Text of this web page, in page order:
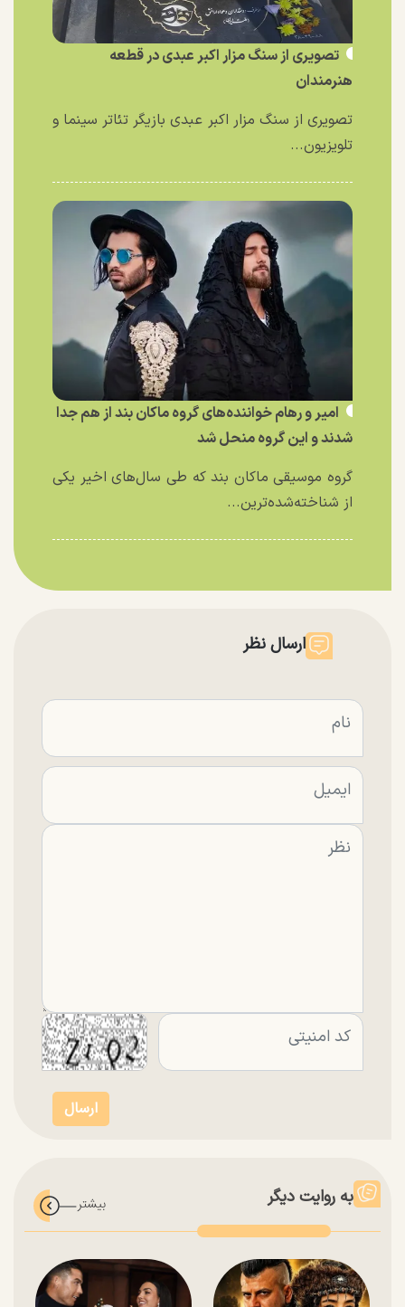
تصویری از سنگ مزار اکبر عبدی در قطعه
هنرمندان
تصویری از سنگ مزار اکبر عبدی بازیگر تئاتر سینما و
تلویزیون...
امیر و رهام خواننده‌های گروه ماکان بند از هم جدا
شدند و این گروه منحل شد
گروه موسیقی ماکان بند که طی سال‌های اخیر یکی
از شناخته‌شده‌ترین...
ارسال نظر
به روایت دیگر